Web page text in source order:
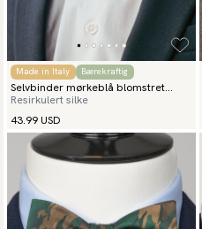
Made in Italy Bærekraftig
Selvbinder mørkeblå blomstret
sløyfe spezia
Resirkulert silke
43.99 USD